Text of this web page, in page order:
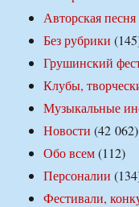
Авторская
Без рубрики
Грушинский
Клубы,
Музыкальные
Новости (42 062)
Обо всем(112)
Персоналии
Фестивали,